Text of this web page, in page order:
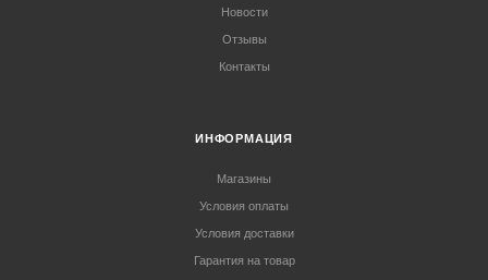
Новости
Отзывы
Контакты
ИНФОРМАЦИЯ
Магазины
Условия оплаты
Условия доставки
Гарантия на товар